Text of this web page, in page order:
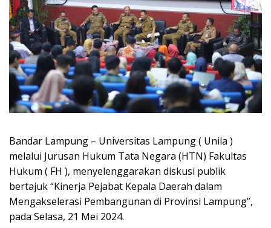
Bandar Lampung – Universitas Lampung ( Unila )
melalui Jurusan Hukum Tata Negara (HTN) Fakultas
Hukum ( FH ), menyelenggarakan diskusi publik
bertajuk “Kinerja Pejabat Kepala Daerah dalam
Mengakselerasi Pembangunan di Provinsi Lampung”,
pada Selasa, 21 Mei 2024.